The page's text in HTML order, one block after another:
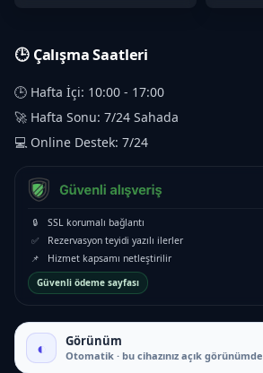
🕒 Çalışma Saatleri
🕒 Hafta İçi: 10:00 - 17:00
🚀 Hafta Sonu: 7/24 Sahada
💻 Online Destek: 7/24
🔒
SSL korumalı bağlantı
✅
Rezervasyon teyidi yazılı ilerler
📌
Hizmet kapsamı netleştirilir
Güvenli ödeme sayfası
◐ Görünüm
Otomatik · bu cihazınız açık görünümde